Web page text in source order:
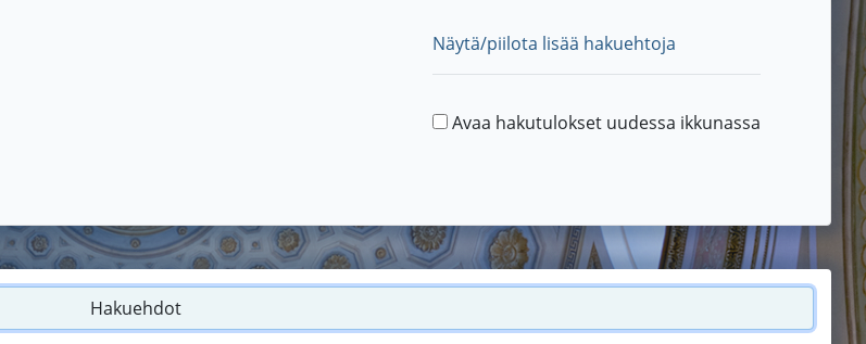
Näytä/piilota lisää hakuehtoja
Avaa hakutulokset uudessa ikkunassa
Hakuehdot